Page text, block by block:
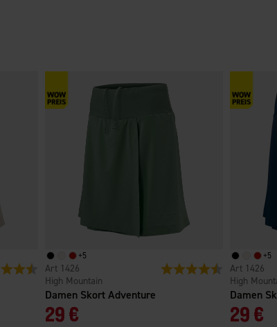
4.7 von 5 Sternen
+5
Damen Skort Adventure
High Mountain
1426
29 €
Bewertung: 4.7 von 5
+5
Damen
High
1426
29 €